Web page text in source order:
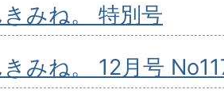
みね。 特別号
みね。 12月号